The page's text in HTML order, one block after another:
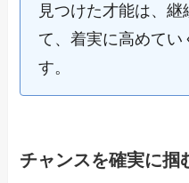
見つけた才能は、
て、着実に高めて
す。
チャンスを確実に掴